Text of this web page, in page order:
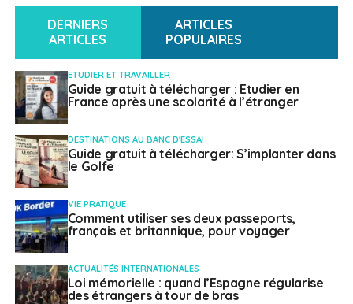
L’Atelier des lumières de Culturespaces illumine
New York
Le Mondial des CCE 2022
DERNIERS
ARTICLES
ARTICLES
POPULAIRES
ETUDIER ET TRAVAILLER
Guide gratuit à télécharger : Etudier en
France après une scolarité à l’étranger
DESTINATIONS AU BANC D'ESSAI
Guide gratuit à télécharger: S’implanter dans
le Golfe
VIE PRATIQUE
Comment utiliser ses deux passeports,
français et britannique, pour voyager
ACTUALITÉS INTERNATIONALES
Loi mémorielle : quand l’Espagne régularise
des étrangers à tour de bras